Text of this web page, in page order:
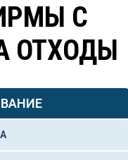
С
ОТХОДЫ